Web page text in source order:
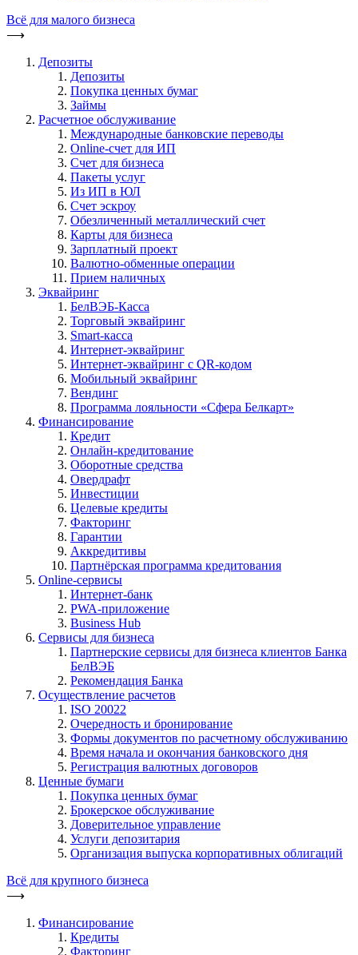
Всё для малого бизнеса
⟶
Депозиты
Депозиты
Покупка ценных бумаг
Займы
Расчетное обслуживание
Международные банковские переводы
Online-счет для ИП
Счет для бизнеса
Пакеты услуг
Из ИП в ЮЛ
Счет эскроу
Обезличенный металлический счет
Карты для бизнеса
Зарплатный проект
Валютно-обменные операции
Прием наличных
Эквайринг
БелВЭБ-Касса
Торговый эквайринг
Smart-касса
Интернет-эквайринг
Интернет-эквайринг с QR-кодом
Мобильный эквайринг
Вендинг
Программа лояльности «Сфера Белкарт»
Финансирование
Кредит
Онлайн-кредитование
Оборотные средства
Овердрафт
Инвестиции
Целевые кредиты
Факторинг
Гарантии
Аккредитивы
Партнёрская программа кредитования
Online-сервисы
Интернет-банк
PWA-приложение
Business Hub
Сервисы для бизнеса
Партнерские сервисы для бизнеса клиентов Банка
БелВЭБ
Рекомендация Банка
Осуществление расчетов
ISO 20022
Очередность и бронирование
Формы документов по расчетному обслуживанию
Время начала и окончания банковского дня
Регистрация валютных договоров
Ценные бумаги
Покупка ценных бумаг
Брокерское обслуживание
Доверительное управление
Услуги депозитария
Организация выпуска корпоративных облигаций
Всё для крупного бизнеса
⟶
Финансирование
Кредиты
Факторинг